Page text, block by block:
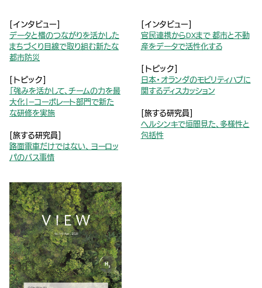
[インタビュー]
データと横のつながりを活かした
まちづくり目線で取り組む新たな
都市防災
[トピック]
「強みを活かして、チームの力を最
大化」—コーポレート部門で新た
な研修を実施
[旅する研究員]
路面電車だけではない、 ヨーロッ
パのバス事情
[インタビュー]
官民連携からDXまで 都市と不動
産をデータで活性化する
[トピック]
日本・オランダのモビリティハブに
関するディスカッション
[旅する研究員]
ヘルシンキで垣間見た、多様性と
包括性